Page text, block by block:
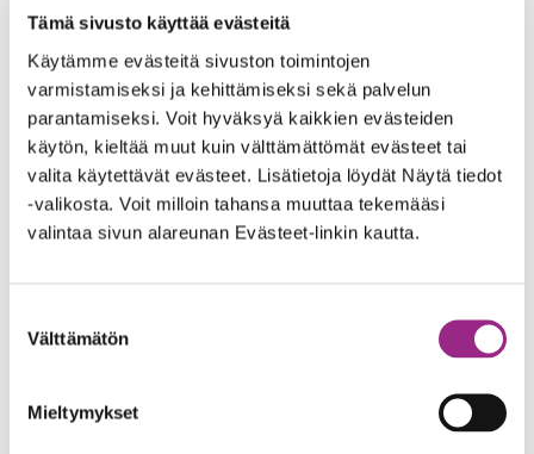
Tämä sivusto käyttää evästeitä
Käytämme evästeitä sivuston toimintojen
varmistamiseksi ja kehittämiseksi sekä palvelun
parantamiseksi. Voit hyväksyä kaikkien evästeiden
käytön, kieltää muut kuin välttämättömät evästeet tai
valita käytettävät evästeet. Lisätietoja löydät Näytä tiedot
-valikosta. Voit milloin tahansa muuttaa tekemääsi
valintaa sivun alareunan Evästeet-linkin kautta.
valinta
Välttämätön
Mieltymykset
humans
and bots.
rc::
c
Go
ogl
e
This
cookie is
used to
distinguish
Is
t
o
rc::f
P